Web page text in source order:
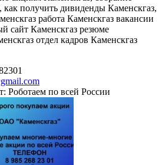
как получить дивиденды Каменскгаз,
работа Каменскгаз вакансии
сайт Каменскгаз резюме
отдел кадров Каменскгаз
Роботаем по всей России